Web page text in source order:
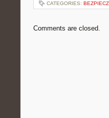
CATEGORIES:
Comments are closed.